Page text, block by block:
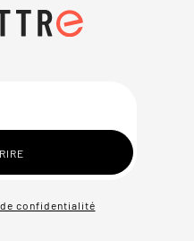
confidentialité